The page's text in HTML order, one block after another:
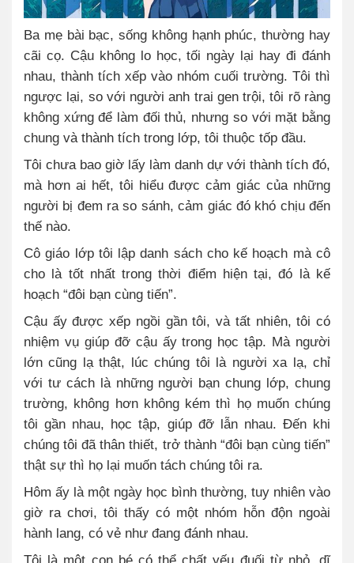
Ba mẹ bài bạc, sống không hạnh phúc, thường hay
cãi cọ. Cậu không lo học, tối ngày lại hay đi đánh
nhau, thành tích xếp vào nhóm cuối trường. Tôi thì
ngược lại, so với người anh trai gen trội, tôi rõ ràng
không xứng để làm đối thủ, nhưng so với mặt bằng
chung và thành tích trong lớp, tôi thuộc tốp đầu.
Tôi chưa bao giờ lấy làm danh dự với thành tích đó,
mà hơn ai hết, tôi hiểu được cảm giác của những
người bị đem ra so sánh, cảm giác đó khó chịu đến
thế nào.
Cô giáo lớp tôi lập danh sách cho kế hoạch mà cô
cho là tốt nhất trong thời điểm hiện tại, đó là kế
hoạch “đôi bạn cùng tiến”.
Cậu ấy được xếp ngồi gần tôi, và tất nhiên, tôi có
nhiệm vụ giúp đỡ cậu ấy trong học tập. Mà người
lớn cũng lạ thật, lúc chúng tôi là người xa lạ, chỉ
với tư cách là những người bạn chung lớp, chung
trường, không hơn không kém thì họ muốn chúng
tôi gần nhau, học tập, giúp đỡ lẫn nhau. Đến khi
chúng tôi đã thân thiết, trở thành “đôi bạn cùng tiến”
thật sự thì họ lại muốn tách chúng tôi ra.
Hôm ấy là một ngày học bình thường, tuy nhiên vào
giờ ra chơi, tôi thấy có một nhóm hỗn độn ngoài
hành lang, có vẻ như đang đánh nhau.
Tôi là một con bé có thể chất yếu đuối từ nhỏ, dĩ